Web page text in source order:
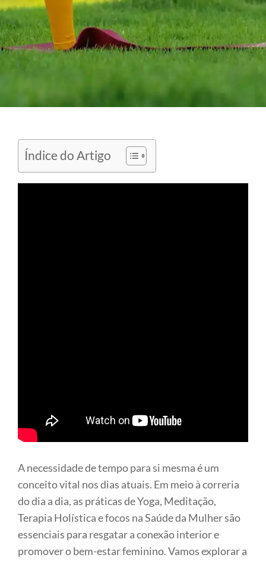
Índice do Artigo
A necessidade de tempo para si mesma é um
conceito vital nos dias atuais. Em meio à correria
do dia a dia, as práticas de Yoga, Meditação,
Terapia Holística e focos na Saúde da Mulher são
essenciais para resgatar a conexão interior e
promover o bem-estar feminino. Vamos explorar a